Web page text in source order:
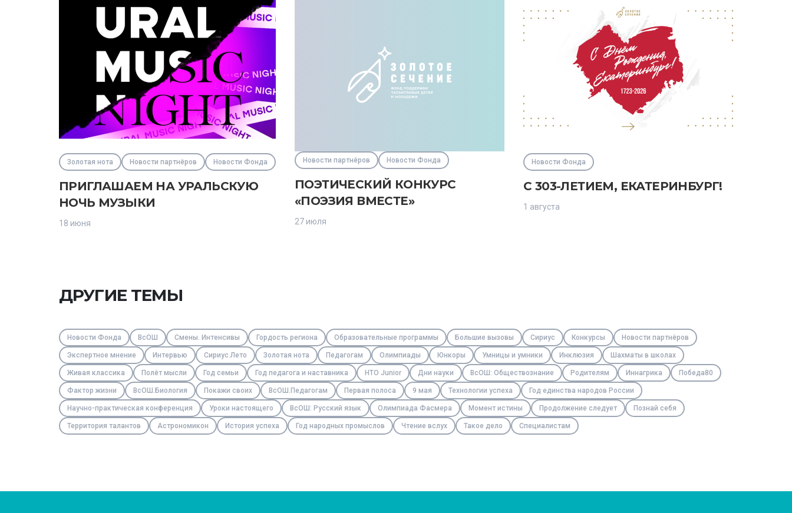
Золотая нота Новости партнёров Новости Фонда
ПРИГЛАШАЕМ НА УРАЛЬСКУЮ
НОЧЬ МУЗЫКИ
18 июня
Новости партнёров Новости Фонда
ПОЭТИЧЕСКИЙ КОНКУРС
«ПОЭЗИЯ ВМЕСТЕ»
27 июля
Новости Фонда
С 303-ЛЕТИЕМ, ЕКАТЕРИНБУРГ!
1 августа
ДРУГИЕ ТЕМЫ
Новости Фонда ВсОШ Смены. Интенсивы Гордость региона Образовательные программы Большие вызовы Сириус Конкурсы Новости партнёров
Экспертное мнение Интервью Сириус.Лето Золотая нота Педагогам Олимпиады Юнкоры Умницы и умники Инклюзия Шахматы в школах
Живая классика Полёт мысли Год семьи Год педагога и наставника НТО Junior Дни науки ВсОШ: Обществознание Родителям Иннагрика Победа80
Фактор жизни ВсОШ.Биология Покажи своих ВсОШ.Педагогам Первая полоса 9 мая Технологии успеха Год единства народов России
Научно-практическая конференция Уроки настоящего ВсОШ: Русский язык Олимпиада Фасмера Момент истины Продолжение следует Познай себя
Территория талантов Астрономикон История успеха Год народных промыслов Чтение вслух Такое дело Специалистам